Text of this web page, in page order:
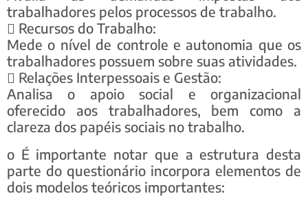
trabalhadores pelos processos de trabalho.
 Recursos do Trabalho:
Mede o nível de controle e autonomia que os
trabalhadores possuem sobre suas atividades.
 Relações Interpessoais e Gestão:
Analisa o apoio social e organizacional
oferecido aos trabalhadores, bem como a
clareza dos papéis sociais no trabalho.
o É importante notar que a estrutura desta
parte do questionário incorpora elementos de
dois modelos teóricos importantes: